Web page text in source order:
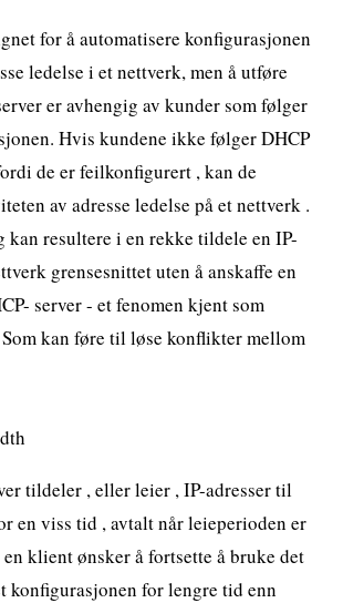
for å automatisere konfigurasjonen
ledelse i et nettverk, men å utføre
er avhengig av kunder som følger
Hvis kundene ikke følger DHCP
de er feilkonfigurert , kan de
av adresse ledelse på et nettverk .
resultere i en rekke tildele en IP-
grensesnittet uten å anskaffe en
server - et fenomen kjent som
kan føre til løse konflikter mellom
tildeler , eller leier , IP-adresser til
en viss tid , avtalt når leieperioden er
klient ønsker å fortsette å bruke det
konfigurasjonen for lengre tid enn